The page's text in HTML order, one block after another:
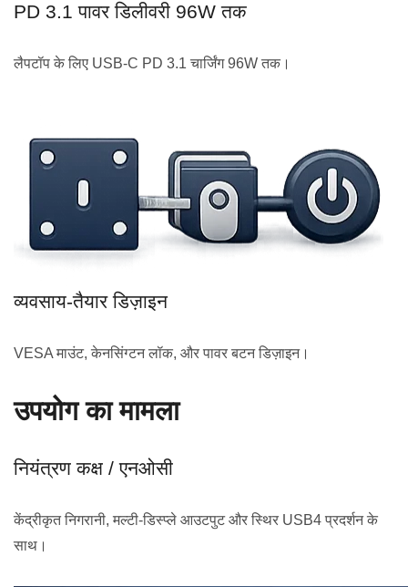
PD 3.1 पावर डिलीवरी 96W तक
लैपटॉप के लिए USB-C PD 3.1 चार्जिंग 96W तक।
व्यवसाय-तैयार डिज़ाइन
VESA माउंट, केनसिंग्टन लॉक, और पावर बटन डिज़ाइन।
उपयोग का मामला
नियंत्रण कक्ष / एनओसी
केंद्रीकृत निगरानी, मल्टी-डिस्प्ले आउटपुट और स्थिर USB4 प्रदर्शन के
साथ।